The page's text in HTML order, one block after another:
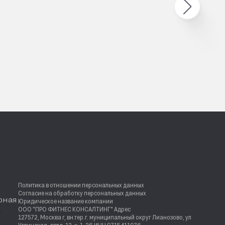
Политика в отношении персональных данных
Согласие на обработку персональных данных
Юридическое название компании
ООО "ПРО ФИТНЕС КОНСАЛТИНГ" Адрес
127572, Москва г, вн.тер.г. муниципальный округ Лианозово, ул